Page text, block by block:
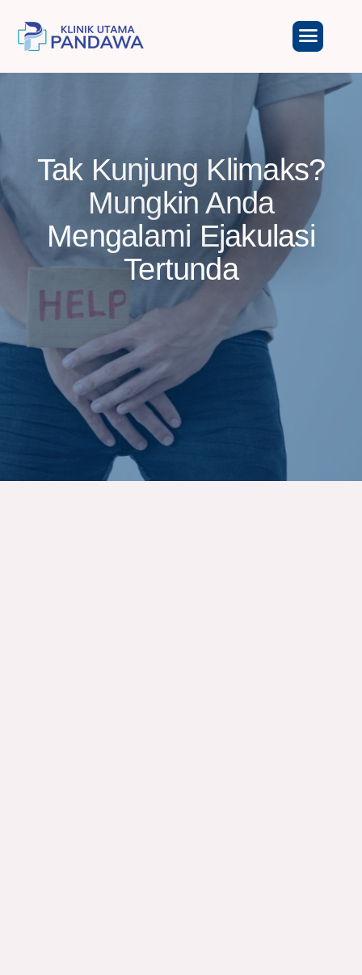
Tak Kunjung Klimaks?
Mungkin Anda
Mengalami Ejakulasi
Tertunda